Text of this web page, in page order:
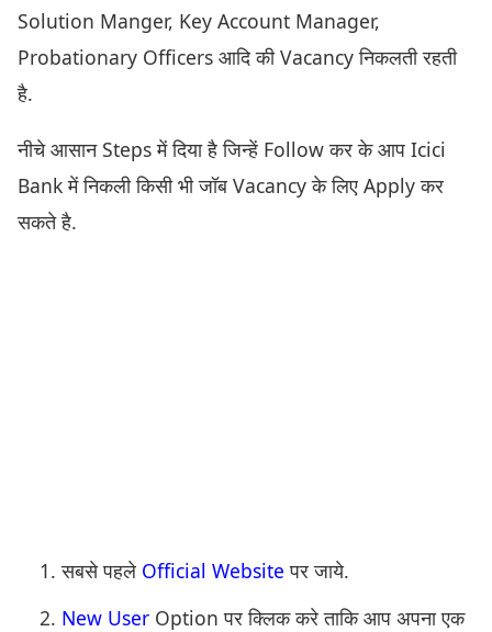
Solution Manger, Key Account Manager,
Probationary Officers आदि की Vacancy निकलती रहती
है.
नीचे आसान Steps में दिया है जिन्हें Follow कर के आप Icici
Bank में निकली किसी भी जॉब Vacancy के लिए Apply कर
सकते है.
सबसे पहले Official Website पर जाये.
New User Option पर क्लिक करे ताकि आप अपना एक